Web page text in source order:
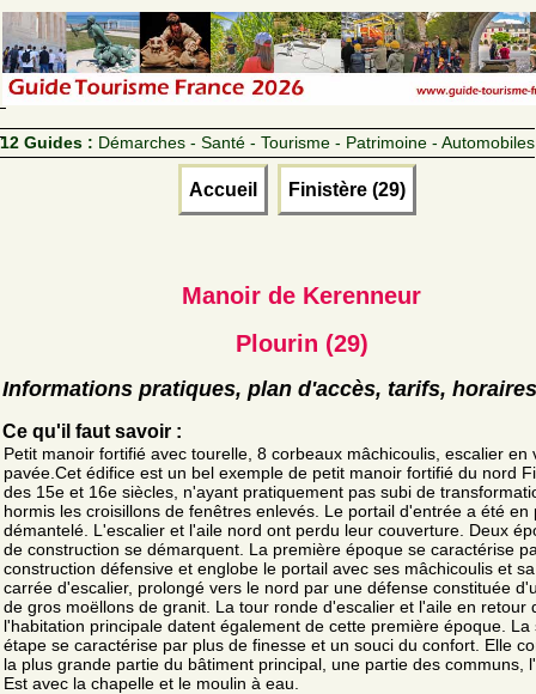
12 Guides : Démarches - Santé - Tourisme - Patrimoine - Automobiles
Accueil Finistère (29)
Manoir de Kerenneur
Plourin (29)
Informations pratiques, plan d'accès, tarifs, horaires
Ce qu'il faut savoir :
Petit manoir fortifié avec tourelle, 8 corbeaux mâchicoulis, escalier en
pavée.Cet édifice est un bel exemple de petit manoir fortifié du nord
des 15e et 16e siècles, n'ayant pratiquement pas subi de
hormis les croisillons de fenêtres enlevés. Le portail d'entrée a été en
démantelé. L'escalier et l'aile nord ont perdu leur couverture. Deux
de construction se démarquent. La première époque se caractérise
construction défensive et englobe le portail avec ses mâchicoulis et
carrée d'escalier, prolongé vers le nord par une défense constituée
de gros moëllons de granit. La tour ronde d'escalier et l'aile en retour
l'habitation principale datent également de cette première époque. La
étape se caractérise par plus de finesse et un souci du confort. Elle
la plus grande partie du bâtiment principal, une partie des communs,
Est avec la chapelle et le moulin à eau.